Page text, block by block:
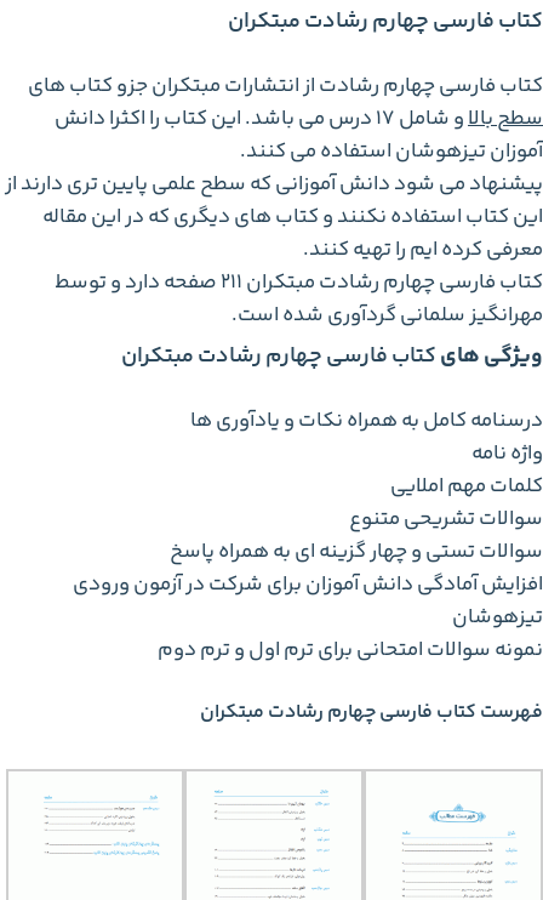
کتاب فارسی چهارم رشادت مبتکران
کتاب فارسی چهارم رشادت از انتشارات مبتکران جزو کتاب های
سطح بالا
و شامل 17 درس می باشد. این کتاب را اکثرا دانش
آموزان تیزهوشان استفاده می کنند.
پیشنهاد می شود دانش آموزانی که سطح علمی پایین تری دارند از
این کتاب استفاده نکنند و کتاب های دیگری که در این مقاله
معرفی کرده ایم را تهیه کنند.
کتاب فارسی چهارم رشادت مبتکران 211 صفحه دارد و توسط
مهرانگیز سلمانی گردآوری شده است.
ویژگی هایکتاب فارسی چهارم رشادت مبتکران
درسنامه کامل به همراه نکات و یادآوری ها
واژه نامه
کلمات مهم املایی
سوالات تشریحی متنوع
سوالات تستی و چهار گزینه ای به همراه پاسخ
افزایش آمادگی دانش آموزان برای شرکت در آزمون ورودی
تیزهوشان
نمونه سوالات امتحانی برای ترم اول و ترم دوم
فهرست کتاب فارسی چهارم رشادت مبتکران